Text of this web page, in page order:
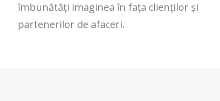
îmbunătăți imaginea în fața clienților și
partenerilor de afaceri.